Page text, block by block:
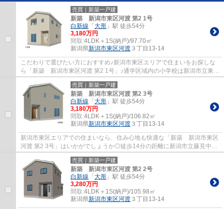
売買｜新築一戸建
新築 新潟市東区河渡 第2 1号
白新線 「 大形 」駅 徒歩54分
3,180万円
間取:4LDK＋1S(納戸)/97.70㎡
新潟県新潟市東区河渡 ３丁目13‐14
こだわりで選びたい方におすすめ♪新潟市東区エリアで住まいをお探しな
ら「新築 新潟市東区河渡 第2 1号」♪通学区域内の小学校は新潟市立東山
の下小学校で徒歩17分です♪新潟市東区で...
売買｜新築一戸建
新築 新潟市東区河渡 第2 3号
白新線 「 大形 」駅 徒歩54分
3,180万円
間取:4LDK＋1S(納戸)/106.82㎡
新潟県新潟市東区河渡 ３丁目13‐14
新潟市東区エリアでの住まいなら、住み心地も快適な「新築 新潟市東区
河渡 第2 3号」はいかがでしょうか◎徒歩14分の距離に新潟市立藤見中学
校があるのも魅力◎新潟市東区より公開中...
売買｜新築一戸建
新築 新潟市東区河渡 第2 2号
白新線 「 大形 」駅 徒歩54分
3,280万円
間取:4LDK＋1S(納戸)/105.98㎡
新潟県新潟市東区河渡 ３丁目13‐14